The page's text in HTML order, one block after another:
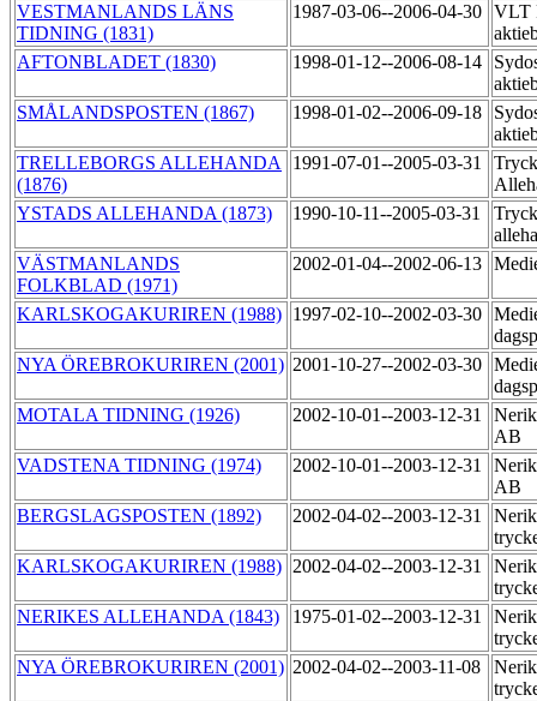
VESTMANLANDS LÄNS
TIDNING (1831)
1987-03-06--2006-04-30 VLT
AFTONBLADET (1830)
1998-01-12--2006-08-14
SMÅLANDSPOSTEN (1867)
1998-01-02--2006-09-18
TRELLEBORGS ALLEHANDA
(1876)
1991-07-01--2005-03-31
YSTADS ALLEHANDA (1873)
1990-10-11--2005-03-31
VÄSTMANLANDS
FOLKBLAD (1971)
2002-01-04--2002-06-13
KARLSKOGAKURIREN (1988) 1997-02-10--2002-03-30
NYA ÖREBROKURIREN (2001) 2001-10-27--2002-03-30
MOTALA TIDNING (1926)
2002-10-01--2003-12-31
AB
VADSTENA TIDNING (1974)
2002-10-01--2003-12-31
AB
BERGSLAGSPOSTEN (1892)
2002-04-02--2003-12-31
KARLSKOGAKURIREN (1988) 2002-04-02--2003-12-31
NERIKES ALLEHANDA (1843)
1975-01-02--2003-12-31
NYA ÖREBROKURIREN (2001) 2002-04-02--2003-11-08